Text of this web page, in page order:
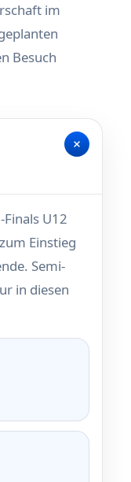
im
Besuch
+
U12
Einstieg
Semi-
in diesen